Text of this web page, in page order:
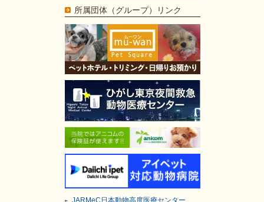
所属団体（グループ）リンク
JARMeC日本動物高度医療センター